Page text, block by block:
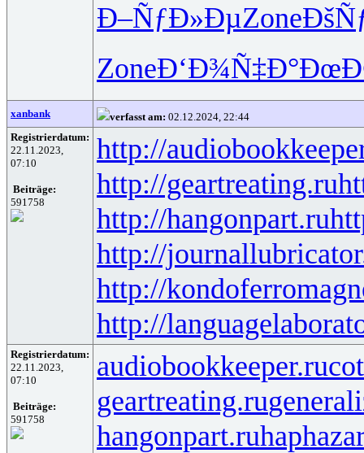
Ð–ÑƒÐ»ÐµZone
ZoneÐ‘Ð¾Ñ‡Ð°
xanbank verfasst am: 02.12.2024, 22:44
Registrierdatum:
22.11.2023,
07:10
Beiträge:
591758
http://
http://geartreating.ru
http://hangonpart.ru
http://
http://
http://
Registrierdatum:
22.11.2023,
07:10
Beiträge:
591758
audiobookkeeper.ru
geartreating.ru
hangonpart.ru